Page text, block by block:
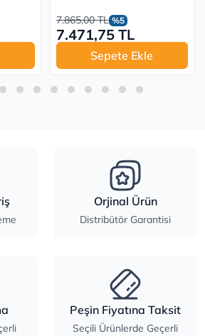
7.865,00 TL %5
7.471,75 TL
Sepete Ekle
Orjinal Ürün
Distribütör Garantisi
Peşin Fiyatına Taksit
Seçili Ürünlerde Geçerli